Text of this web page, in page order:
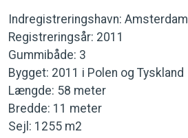
Indregistreringshavn:
Registreringsår: 2011
Gummibåde: 3
Bygget: 2011 i Polen og Tyskland
Længde: 58 meter
Bredde: 11 meter
Sejl: 1255 m2